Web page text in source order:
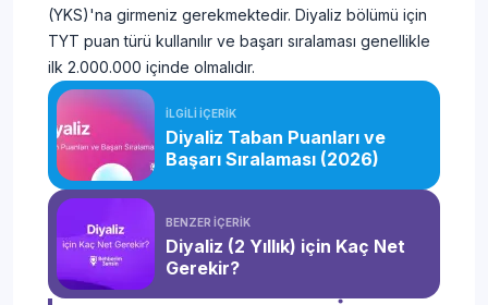
(YKS)'na girmeniz gerekmektedir. Diyaliz bölümü için
TYT puan türü kullanılır ve başarı sıralaması genellikle
ilk 2.000.000 içinde olmalıdır.
İLGİLİ İÇERİK
Diyaliz Taban Puanları ve
Başarı Sıralaması (2026)
BENZER İÇERİK
Diyaliz (2 Yıllık) için Kaç Net
Gerekir?